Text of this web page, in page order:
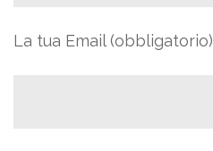
La tua Email (obbligatorio)